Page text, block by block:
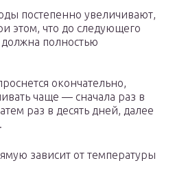
постепенно увеличивают,
этом, что до следующего
полностью
окончательно,
чаще — сначала раз в
раз в десять дней, далее
зависит от температуры